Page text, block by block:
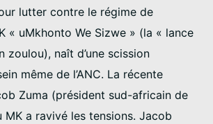
lutter contre le régime de
« uMkhonto We Sizwe » (la « lance
zoulou), naît d’une scission
même de l’ANC. La récente
Zuma (président sud-africain de
MK a ravivé les tensions. Jacob